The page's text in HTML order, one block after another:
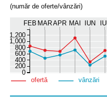
(număr de oferte/vânzări)
FEB MARAPR MAI IUN IUL
0
200
400
600
800
1,000
1,200
ofertă vânzări